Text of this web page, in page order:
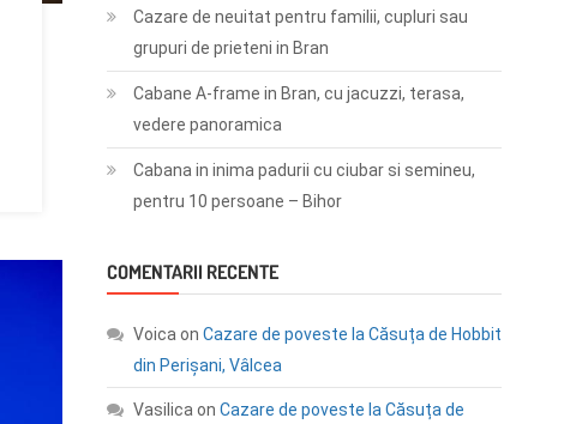
Cazare de neuitat pentru familii, cupluri sau
grupuri de prieteni in Bran
Cabane A-frame in Bran, cu jacuzzi, terasa,
vedere panoramica
Cabana in inima padurii cu ciubar si semineu,
pentru 10 persoane – Bihor
COMENTARII RECENTE
Voica on Cazare de poveste la Căsuța de Hobbit
din Perișani, Vâlcea
Vasilica on Cazare de poveste la Căsuța de